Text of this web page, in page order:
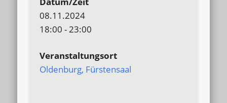
08.11.2024
18:00 - 23:00
Veranstaltungsort
Oldenburg, Fürstensaal